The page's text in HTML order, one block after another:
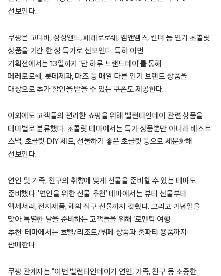
선보인다.
쿠팡은 고디바, 상상앤드, 페레로로쉐, 엠앤엠즈, 킨더 등 인기 초콜릿
상품을 기간 한 정 특가로 선보인다. 특히 이번
기획전에서는 13일까지 ‘단 하루 브랜드데이’를 통해
페레로로쉐, 롯데제과, 마즈 등 매일 다른 인기 브랜드 상품을
대상으로 추가 할인을 받을 수 있는 쿠폰도 제공한다.
이외에도 고객들의 편리한 쇼핑을 위해 밸런타인데이 관련 상품을
테마별로 분류했다. 초콜릿 테마에서는 특가 상품뿐만 아니라 베스트
스낵, 초콜릿 DIY 세트, 선물하기 좋은 초콜릿 등으로 세분화해
선보인다.
연인 및 가족, 친구의 취향에 맞게 선물을 준비할 수 있는 테마도
준비했다. ‘연인을 위한 선물 추천’ 테마에서는 뷰티 선물부터
액세서리, 전자제품, 해외 직구 선물까지 갖췄다. 그리고 기념일을
맞아 특별한 날을 준비하는 고객들을 위해 ‘로맨틱 여행
추천’ 테마에서는 호텔/리조트/뷔페 상품과 홈파티 용품까지
판매한다.
쿠팡 관계자는 “이번 밸런타인데이가 연인, 가족, 친구 등 소중한